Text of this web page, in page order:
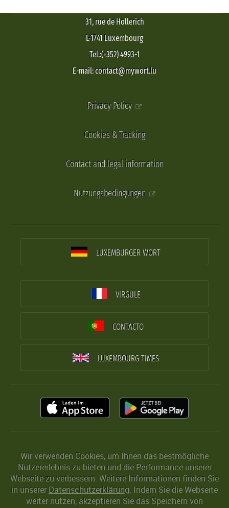
31, rue de Hollerich
L-1741 Luxembourg
Tel.:(+352) 4993-1
E-mail: contact@mywort.lu
Privacy Policy
Cookies & Tracking
Contact and legal information
Nutzungsbedingungen
LUXEMBURGER WORT
VIRGULE
CONTACTO
LUXEMBOURG TIMES
Wir verwenden Cookies, um Ihnen das bestmögliche
Nutzererlebnis zu bieten und die Performance unserer
Webseite zu verbessern. Weitere Informationen finden Sie
in unserer Datenschutzerklärung. Indem Sie die Webseite
weiter nutzen, akzeptieren Sie das Speichern von